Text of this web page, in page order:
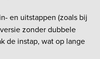
en uitstappen (zoals bij
zonder dubbele
de instap, wat op lange